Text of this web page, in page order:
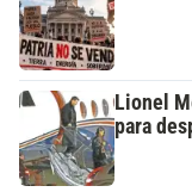
Lionel
para